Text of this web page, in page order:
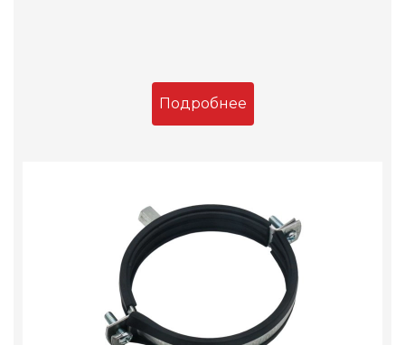
Подробнее